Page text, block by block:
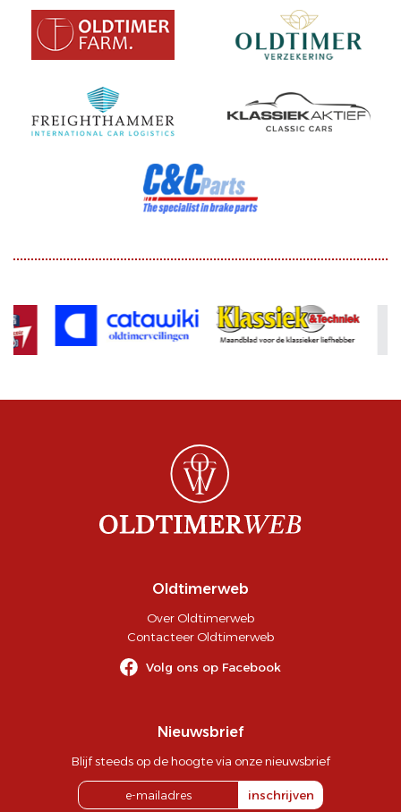
Oldtimerweb
Over Oldtimerweb
Contacteer Oldtimerweb
Volg ons op Facebook
Nieuwsbrief
Blijf steeds op de hoogte via onze nieuwsbrief
inschrijven